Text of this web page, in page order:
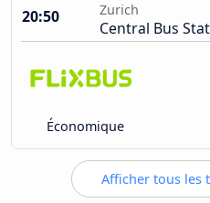
20:50
Zurich
Central Bus
Économique
Afficher tous les